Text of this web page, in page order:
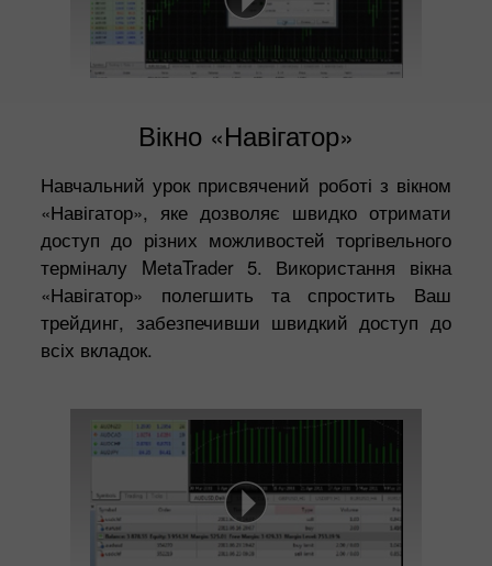
Вікно «Навігатор»
Навчальний урок присвячений роботі з вікном
«Навігатор», яке дозволяє швидко отримати
доступ до різних можливостей торгівельного
терміналу MetaTrader 5. Використання вікна
«Навігатор» полегшить та спростить Ваш
трейдинг, забезпечивши швидкий доступ до
всіх вкладок.